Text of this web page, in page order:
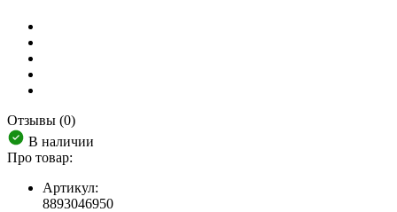
Отзывы (0)
В наличии
Про товар:
Артикул:
8893046950